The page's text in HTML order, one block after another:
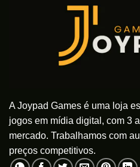
A Joypad Games é uma loja
jogos em mídia digital, com 3
mercado. Trabalhamos com
preços competitivos.